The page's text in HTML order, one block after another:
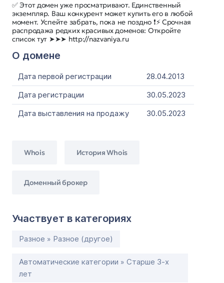
✅ Этот домен уже просматривают. Единственный
экземпляр. Ваш конкурент может купить его в любой
момент. Успейте забрать, пока не поздно ❗⚡ Срочная
распродажа редких красивых доменов: Откройте
список тут ➤➤➤ http://nazvaniya.ru
О домене
Дата первой регистрации
28.04.2013
Дата регистрации
30.05.2023
Дата выставления на продажу
30.05.2023
Whois История Whois
Доменный брокер
Участвует в категориях
Разное » Разное (другое)
Автоматические категории » Старше 3-х
лет